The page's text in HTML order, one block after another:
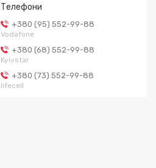
+380 (95) 552-99-88
Vodafone
+380 (68) 552-99-88
Kyivstar
+380 (73) 552-99-88
lifecell